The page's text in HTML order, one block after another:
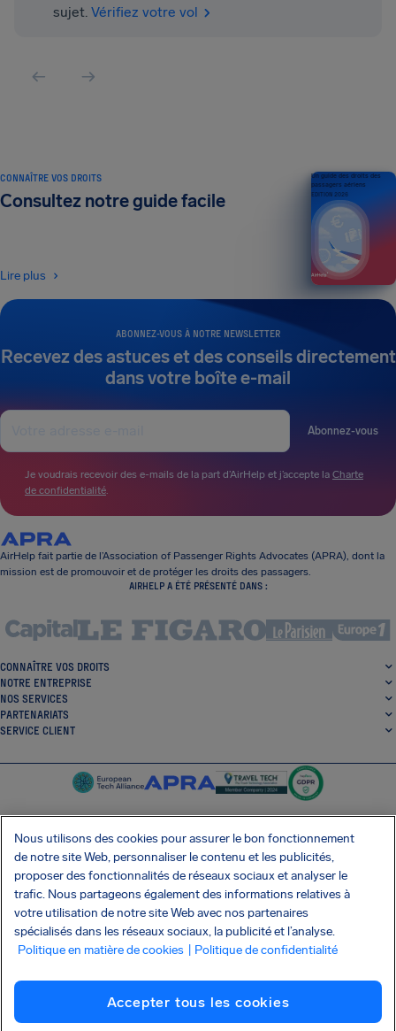
sujet. Vérifiez votre vol
ABONNEZ-VOUS À NOTRE NEWSLETTER
Recevez des astuces et des conseils directement
dans votre boîte e-mail
Abonnez-vous
Je voudrais recevoir des e-mails de la part d’AirHelp et j’accepte la Charte
de confidentialité.
CONNAÎTRE VOS DROITS
Consultez notre guide facile
Lire plus
Un guide des droits des
passagers aériens
ÉDITION 2026
AirHelp fait partie de l’Association of Passenger Rights Advocates (APRA), dont la
mission est de promouvoir et de protéger les droits des passagers.
AIRHELP A ÉTÉ PRÉSENTÉ DANS :
CONNAÎTRE VOS DROITS
NOTRE ENTREPRISE
NOS SERVICES
PARTENARIATS
SERVICE CLIENT
SocialFacebook
SocialTwitter
SocialInstagram
SocialLinkedin
OBTENEZ NOTRE APPLI GRATUITE
Politique de confidentialité Cookies Imprint
Attaque de la chaîne d'approvisionnement Shai-Hulud
Nous utilisons des cookies pour assurer le bon fonctionnement
de notre site Web, personnaliser le contenu et les publicités,
proposer des fonctionnalités de réseaux sociaux et analyser le
trafic. Nous partageons également des informations relatives à
votre utilisation de notre site Web avec nos partenaires
spécialisés dans les réseaux sociaux, la publicité et l’analyse.
Politique en matière de cookies
| Politique de confidentialité
Accepter tous les cookies